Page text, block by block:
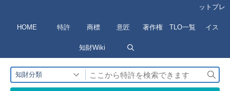
プ
HOME 特許 商標 意匠 著作権 TLO一覧
ットプレ
イス
知財Wiki
知財分類
検
索